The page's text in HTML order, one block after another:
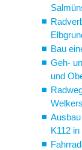
Bau
Geh-
und
K112